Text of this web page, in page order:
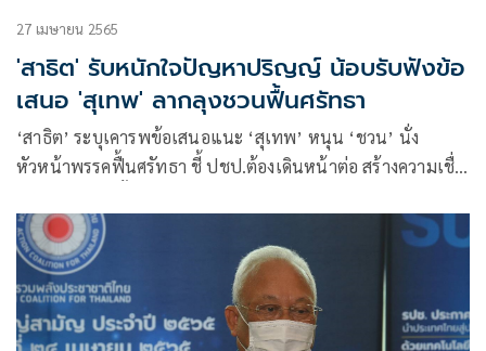
27 เมษายน 2565
'สาธิต' รับหนักใจปัญหาปริญญ์ น้อบรับฟังข้อ
เสนอ 'สุเทพ' ลากลุงชวนฟื้นศรัทธา
‘สาธิต’ ระบุเคารพข้อเสนอแนะ ‘สุเทพ’ หนุน ‘ชวน’ นั่ง
หัวหน้าพรรคฟื้นศรัทธา ชี้ ปชป.ต้องเดินหน้าต่อ สร้างความเชื่อ